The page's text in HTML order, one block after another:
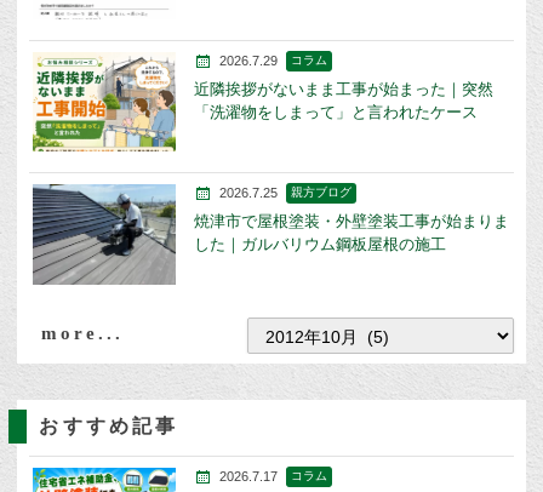
2026.7.29 コラム
近隣挨拶がないまま工事が始まった｜突然
「洗濯物をしまって」と言われたケース
2026.7.25 親方ブログ
焼津市で屋根塗装・外壁塗装工事が始まりま
した｜ガルバリウム鋼板屋根の施工
more...
おすすめ記事
2026.7.17 コラム